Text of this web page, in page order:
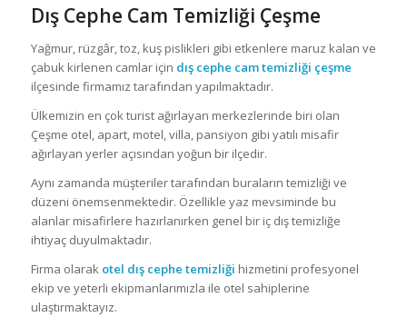
Dış Cephe Cam Temizliği Çeşme
Yağmur, rüzgâr, toz, kuş pislikleri gibi etkenlere maruz kalan ve
çabuk kirlenen camlar için dış cephe cam temizliği çeşme
ilçesinde firmamız tarafından yapılmaktadır.
Ülkemizin en çok turist ağırlayan merkezlerinde biri olan
Çeşme otel, apart, motel, villa, pansiyon gibi yatılı misafir
ağırlayan yerler açısından yoğun bir ilçedir.
Aynı zamanda müşteriler tarafından buraların temizliği ve
düzeni önemsenmektedir. Özellikle yaz mevsiminde bu
alanlar misafirlere hazırlanırken genel bir iç dış temizliğe
ihtiyaç duyulmaktadır.
Firma olarak otel dış cephe temizliği hizmetini profesyonel
ekip ve yeterli ekipmanlarımızla ile otel sahiplerine
ulaştırmaktayız.